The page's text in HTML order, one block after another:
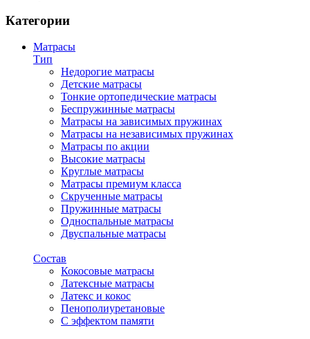
Категории
Матрасы
Тип
Недорогие матрасы
Детские матрасы
Тонкие ортопедические матрасы
Беспружинные матрасы
Матрасы на зависимых пружинах
Матрасы на независимых пружинах
Матрасы по акции
Высокие матрасы
Круглые матрасы
Матрасы премиум класса
Скрученные матрасы
Пружинные матрасы
Односпальные матрасы
Двуспальные матрасы
Состав
Кокосовые матрасы
Латексные матрасы
Латекс и кокос
Пенополиуретановые
С эффектом памяти